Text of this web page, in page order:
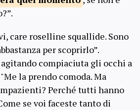
care roselline squallide. Sono
per scoprirlo”.
compiaciuta gli occhi a
la prendo comoda. Ma
Perché tutti hanno
se voi faceste tanto di